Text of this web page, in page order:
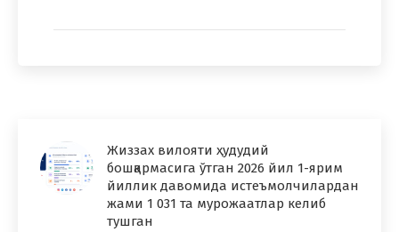
Жиззах вилояти ҳудудий
бошқармасига ўтган 2026 йил 1-ярим
йиллик давомида истеъмолчилардан
жами 1 031 та мурожаатлар келиб
тушган